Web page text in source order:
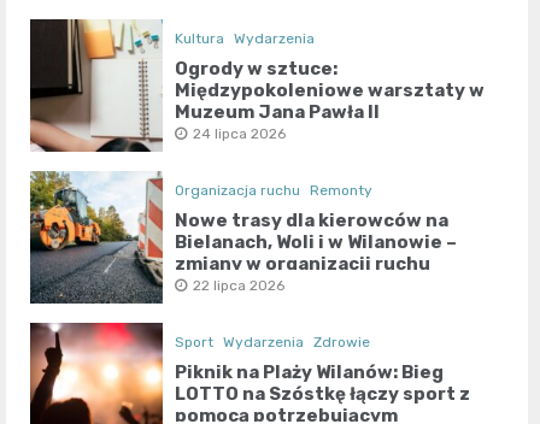
Kultura Wydarzenia
Ogrody w sztuce:
Międzypokoleniowe warsztaty w
Muzeum Jana Pawła II
24 lipca 2026
Organizacja ruchu Remonty
Nowe trasy dla kierowców na
Bielanach, Woli i w Wilanowie –
zmiany w organizacji ruchu
22 lipca 2026
Sport Wydarzenia Zdrowie
Piknik na Plaży Wilanów: Bieg
LOTTO na Szóstkę łączy sport z
pomocą potrzebującym